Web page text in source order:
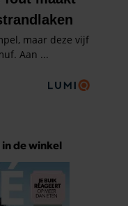
in de winkel